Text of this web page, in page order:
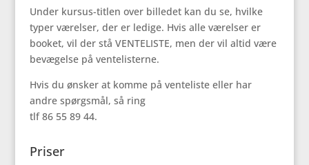
Under kursus-titlen over billedet kan du se, hvilke
typer værelser, der er ledige. Hvis alle værelser er
booket, vil der stå VENTELISTE, men der vil altid være
bevægelse på ventelisterne.
Hvis du ønsker at komme på venteliste eller har
andre spørgsmål, så ring
tlf 86 55 89 44.
Priser